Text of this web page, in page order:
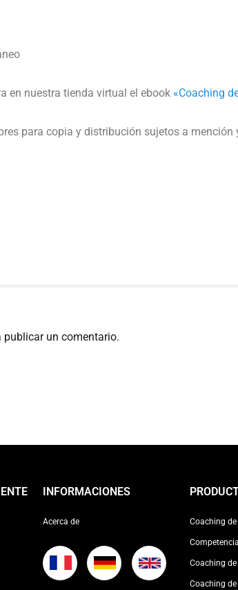
en nuestra tienda virtual el ebook «Coaching
para copia y distribución sujetos a mención
publicar un comentario.
INFORMACIONES
Acerca de Coaching de
Coaching
Coaching